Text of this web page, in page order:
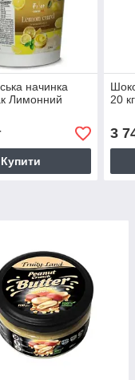
начинка
Лимонний
Купити
20 кг
3